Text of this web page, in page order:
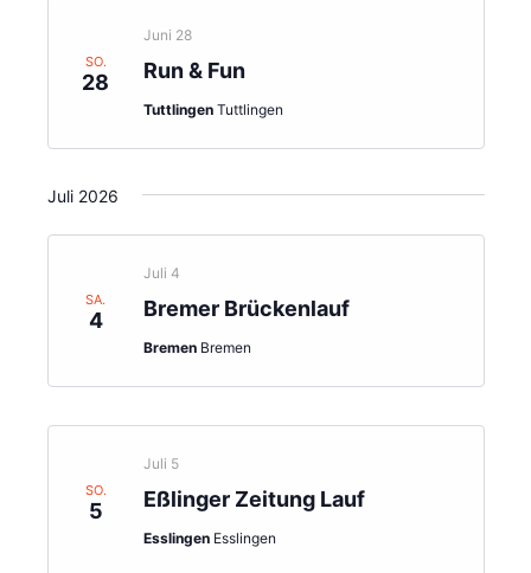
SO.
28 Run & Fun
Juni 28
Tuttlingen Tuttlingen
Juli 2026
SA.
4 Bremer Brückenlauf
Juli 4
Bremen Bremen
SO.
5 Eßlinger Zeitung Lauf
Juli 5
Esslingen Esslingen